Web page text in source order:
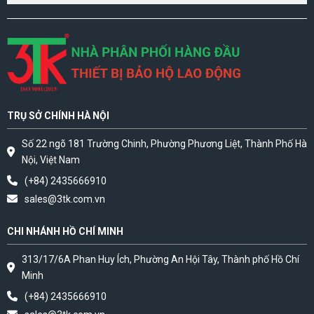
TRỤ SỞ CHÍNH HÀ NỘI
Số 22 ngõ 181 Trường Chinh, Phường Phương Liệt, Thành Phố Hà
Nội, Việt Nam
(+84) 2435666910
sales@3tk.com.vn
CHI NHÁNH HỒ CHÍ MINH
313/17/6A Phan Huy Ích, Phường An Hội Tây, Thành phố Hồ Chí
Minh
(+84) 2435666910